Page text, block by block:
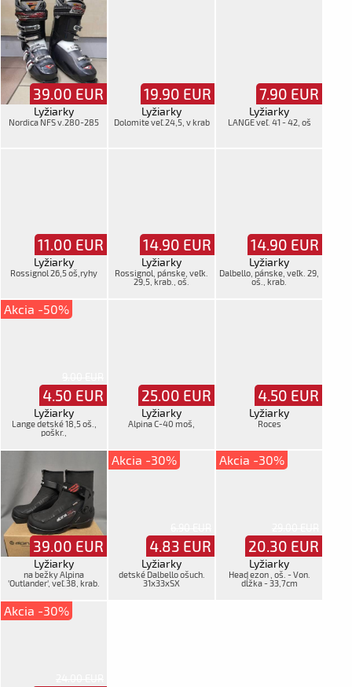
39.00 EUR
Lyžiarky
Nordica NFS v.280-285
19.90 EUR
Lyžiarky
Dolomite veľ.24,5, v krab
7.90 EUR
Lyžiarky
LANGE veľ. 41 - 42, oš
11.00 EUR
Lyžiarky
Rossignol 26,5 oš,ryhy
14.90 EUR
Lyžiarky
Rossignol, pánske, veľk.
29,5, krab., oš.
14.90 EUR
Lyžiarky
Dalbello, pánske, veľk. 29,
oš., krab.
Akcia -50%
4.50 EUR
Lyžiarky
Lange detské 18,5 oš.,
poškr.,
25.00 EUR
Lyžiarky
Alpina C-40 moš,
4.50 EUR
Lyžiarky
Roces
39.00 EUR
Lyžiarky
na bežky Alpina
'Outlander', veľ.38, krab.
Akcia -30%
4.83 EUR
Lyžiarky
detské Dalbello ošuch.
31x33xSX
Akcia -30%
20.30 EUR
Lyžiarky
Head ezon , oš. - Von.
dĺžka - 33,7cm
Akcia -30%